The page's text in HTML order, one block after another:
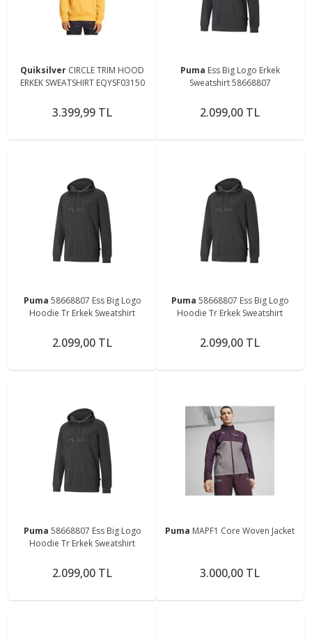
Quiksilver CIRCLE TRIM HOOD
ERKEK SWEATSHIRT EQYSF03150
3.399,99 TL
Puma Ess Big Logo Erkek
Sweatshirt 58668807
2.099,00 TL
Puma 58668807 Ess Big Logo
Hoodie Tr Erkek Sweatshirt
2.099,00 TL
Puma 58668807 Ess Big Logo
Hoodie Tr Erkek Sweatshirt
2.099,00 TL
Puma 58668807 Ess Big Logo
Hoodie Tr Erkek Sweatshirt
2.099,00 TL
Puma MAPF1 Core Woven Jacket
3.000,00 TL